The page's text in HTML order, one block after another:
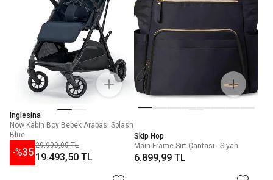
Inglesina
Now Kabin Boy Bebek Arabası Splash
Blue
-%35
29.990,00 TL
19.493,50 TL
Skip Hop
Main Frame Sırt Çantası - Siyah
6.899,99 TL